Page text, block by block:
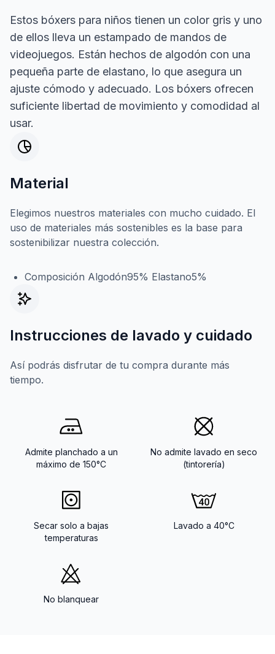
Estos bóxers para niños tienen un color gris y uno
de ellos lleva un estampado de mandos de
videojuegos. Están hechos de algodón con una
pequeña parte de elastano, lo que asegura un
ajuste cómodo y adecuado. Los bóxers ofrecen
suficiente libertad de movimiento y comodidad al
usar.
Material
Elegimos nuestros materiales con mucho cuidado. El
uso de materiales más sostenibles es la base para
sostenibilizar nuestra colección.
Composición Algodón95% Elastano5%
Instrucciones de lavado y cuidado
Así podrás disfrutar de tu compra durante más
tiempo.
Admite planchado a un
máximo de 150°C
No admite lavado en seco
(tintorería)
Secar solo a bajas
temperaturas
Lavado a 40°C
No blanquear